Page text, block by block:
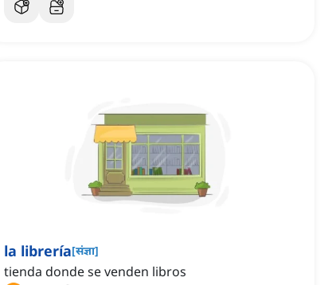
la librería[संज्ञा]
tienda donde se venden libros